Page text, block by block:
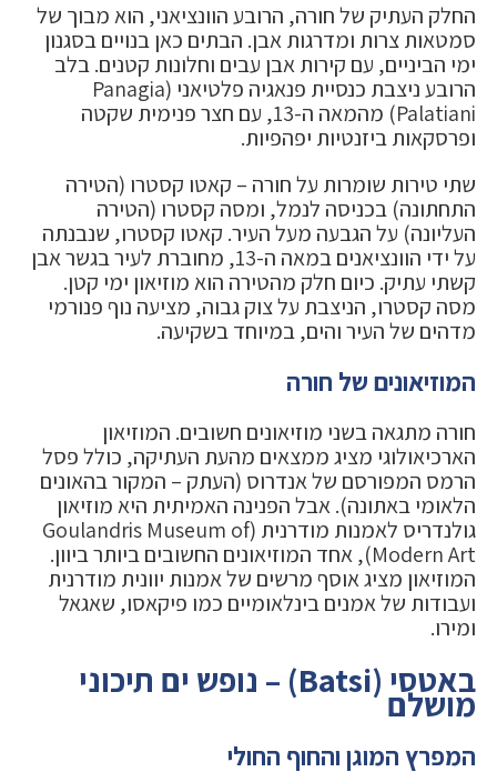
החלק העתיק של חורה, הרובע הוונציאני, הוא מבוך של
סמטאות צרות ומדרגות אבן. הבתים כאן בנויים בסגנון
ימי הביניים, עם קירות אבן עבים וחלונות קטנים. בלב
הרובע ניצבת כנסיית פנאגיה פלטיאני (Panagia
Palatiani) מהמאה ה-13, עם חצר פנימית שקטה
ופרסקאות ביזנטיות יפהפיות.
שתי טירות שומרות על חורה – קאטו קסטרו (הטירה
התחתונה) בכניסה לנמל, ומסה קסטרו (הטירה
העליונה) על הגבעה מעל העיר. קאטו קסטרו, שנבנתה
על ידי הוונציאנים במאה ה-13, מחוברת לעיר בגשר אבן
קשתי עתיק. כיום חלק מהטירה הוא מוזיאון ימי קטן.
מסה קסטרו, הניצבת על צוק גבוה, מציעה נוף פנורמי
מדהים של העיר והים, במיוחד בשקיעה.
המוזיאונים של חורה
חורה מתגאה בשני מוזיאונים חשובים. המוזיאון
הארכיאולוגי מציג ממצאים מהעת העתיקה, כולל פסל
הרמס המפורסם של אנדרוס (העתק – המקור בהאונים
הלאומי באתונה). אבל הפנינה האמיתית היא מוזיאון
גולנדריס לאמנות מודרנית (Goulandris Museum of
Modern Art), אחד המוזיאונים החשובים ביותר ביוון.
המוזיאון מציג אוסף מרשים של אמנות יוונית מודרנית
ועבודות של אמנים בינלאומיים כמו פיקאסו, שאגאל
ומירו.
באטסי (Batsi) – נופש ים תיכוני
מושלם
המפרץ המוגן והחוף החולי